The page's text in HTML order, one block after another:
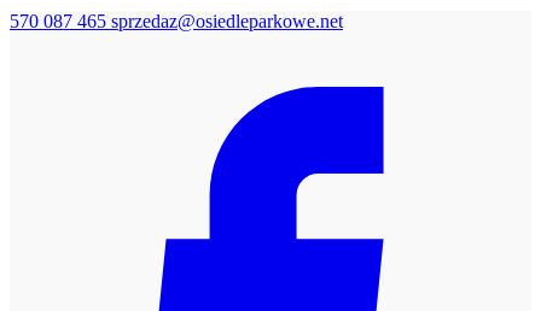
570 087 465 sprzedaz@osiedleparkowe.net